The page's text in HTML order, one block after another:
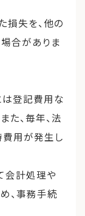
損失を、他の
合がありま
登記費用な
た、毎年、法
用が発生し
会計処理や
、事務手続